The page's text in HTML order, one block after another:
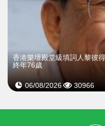
香港樂壇殿堂級填詞人黎彼
終年76歲
06/08/2026 30966